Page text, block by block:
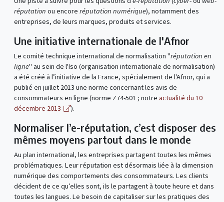
réputation ou encore réputation numérique), notamment des
entreprises, de leurs marques, produits et services.
Une initiative internationale de l'Afnor
Le comité technique international de normalisation "réputation en
ligne" au sein de l'Iso (organisation internationale de normalisation)
a été créé à l’initiative de la France, spécialement de l'Afnor, qui a
publié en juillet 2013 une norme concernant les avis de
consommateurs en ligne (norme Z74-501 ; notre actualité du 10
décembre 2013
).
Normaliser l’e-réputation, c’est disposer des
mêmes moyens partout dans le monde
Au plan international, les entreprises partagent toutes les mêmes
problématiques. Leur réputation est désormais liée à la dimension
numérique des comportements des consommateurs. Les clients
décident de ce qu’elles sont, ils le partagent à toute heure et dans
toutes les langues. Le besoin de capitaliser sur les pratiques des